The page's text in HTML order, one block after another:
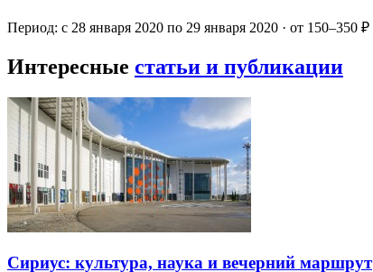
Период: с 28 января 2020 по 29 января 2020 · от 150–350 ₽
Интересные статьи и публикации
Сириус: культура, наука и вечерний маршрут